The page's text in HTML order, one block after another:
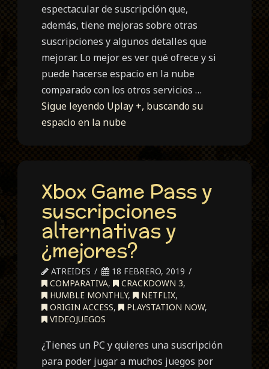
espectacular de suscripción que,
además, tiene mejoras sobre otras
suscripciones y algunos detalles que
mejorar. Lo mejor es ver qué ofrece y si
puede hacerse espacio en la nube
comparado con los otros servicios …
Sigue leyendo Uplay +, buscando su
espacio en la nube
Xbox Game Pass y
suscripciones
alternativas y
¿mejores?
ATREIDES
18 FEBRERO, 2019
COMPARATIVA, CRACKDOWN 3,
HUMBLE MONTHLY, NETFLIX,
ORIGIN ACCESS, PLAYSTATION NOW,
VIDEOJUEGOS
¿Tienes un PC y quieres una suscripción
para poder jugar a muchos juegos por